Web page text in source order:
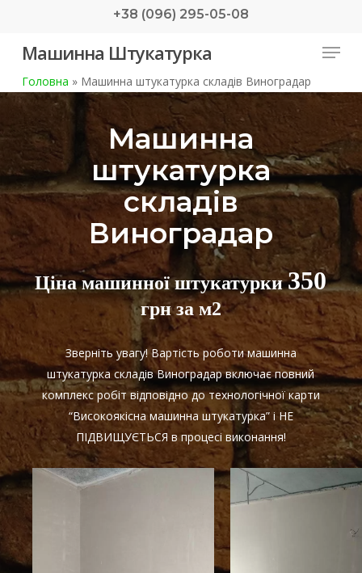
main
+38 (096) 295-05-08
Машинна Штукатурка Menu
Головна »Машинна штукатурка складів Виноградар
Машинна
штукатурка
складів
Виноградар
Ціна машинної штукатурки350
грн за м2
Зверніть увагу! Вартість роботи машинна
штукатурка складів Виноградар включає повний
комплекс робіт відповідно до технологічної карти
“Високоякісна машинна штукатурка” і НЕ
ПІДВИЩУЄТЬСЯ в процесі виконання!